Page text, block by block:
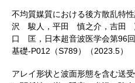
不均質媒質における後方散乱特
沢 駿人，平田 慎之介，吉田
口 匡，日本超音波医学会第96
基礎-P012（S789）（2023.5）
アレイ形状と波面形態を含む送